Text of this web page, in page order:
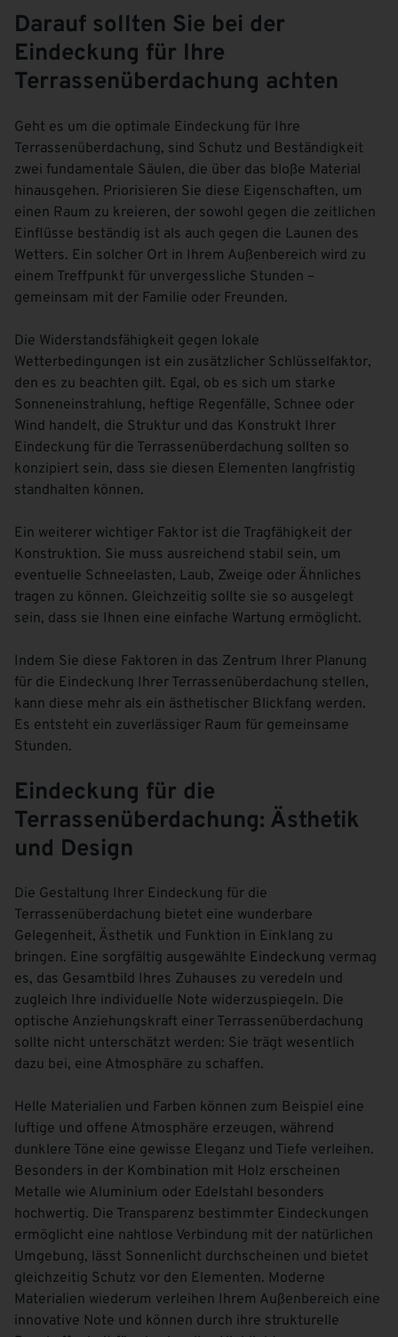
Darauf sollten Sie bei der
Eindeckung für Ihre
Terrassenüberdachung achten
Geht es um die optimale Eindeckung für Ihre
Terrassenüberdachung, sind Schutz und Beständigkeit
zwei fundamentale Säulen, die über das bloße Material
hinausgehen. Priorisieren Sie diese Eigenschaften, um
einen Raum zu kreieren, der sowohl gegen die zeitlichen
Einflüsse beständig ist als auch gegen die Launen des
Wetters. Ein solcher Ort in Ihrem Außenbereich wird zu
einem Treffpunkt für unvergessliche Stunden –
gemeinsam mit der Familie oder Freunden.
Die Widerstandsfähigkeit gegen lokale
Wetterbedingungen ist ein zusätzlicher Schlüsselfaktor,
den es zu beachten gilt. Egal, ob es sich um starke
Sonneneinstrahlung, heftige Regenfälle, Schnee oder
Wind handelt, die Struktur und das Konstrukt Ihrer
Eindeckung für die Terrassenüberdachung sollten so
konzipiert sein, dass sie diesen Elementen langfristig
standhalten können.
Ein weiterer wichtiger Faktor ist die Tragfähigkeit der
Konstruktion. Sie muss ausreichend stabil sein, um
eventuelle Schneelasten, Laub, Zweige oder Ähnliches
tragen zu können. Gleichzeitig sollte sie so ausgelegt
sein, dass sie Ihnen eine einfache Wartung ermöglicht.
Indem Sie diese Faktoren in das Zentrum Ihrer Planung
für die Eindeckung Ihrer Terrassenüberdachung stellen,
kann diese mehr als ein ästhetischer Blickfang werden.
Es entsteht ein zuverlässiger Raum für gemeinsame
Stunden.
Eindeckung für die
Terrassenüberdachung: Ästhetik
und Design
Die Gestaltung Ihrer Eindeckung für die
Terrassenüberdachung bietet eine wunderbare
Gelegenheit, Ästhetik und Funktion in Einklang zu
bringen. Eine sorgfältig ausgewählte Eindeckung vermag
es, das Gesamtbild Ihres Zuhauses zu veredeln und
zugleich Ihre individuelle Note widerzuspiegeln. Die
optische Anziehungskraft einer Terrassenüberdachung
sollte nicht unterschätzt werden: Sie trägt wesentlich
dazu bei, eine Atmosphäre zu schaffen.
Helle Materialien und Farben können zum Beispiel eine
luftige und offene Atmosphäre erzeugen, während
dunklere Töne eine gewisse Eleganz und Tiefe verleihen.
Besonders in der Kombination mit Holz erscheinen
Metalle wie Aluminium oder Edelstahl besonders
hochwertig. Die Transparenz bestimmter Eindeckungen
ermöglicht eine nahtlose Verbindung mit der natürlichen
Umgebung, lässt Sonnenlicht durchscheinen und bietet
gleichzeitig Schutz vor den Elementen. Moderne
Materialien wiederum verleihen Ihrem Außenbereich eine
innovative Note und können durch ihre strukturelle